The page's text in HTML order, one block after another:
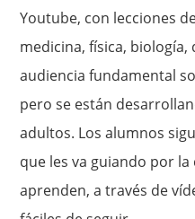
Youtube, con lecciones
medicina, física, biología,
audiencia fundamental
pero se están
adultos. Los alumnos
que les va guiando por
aprenden, a través de